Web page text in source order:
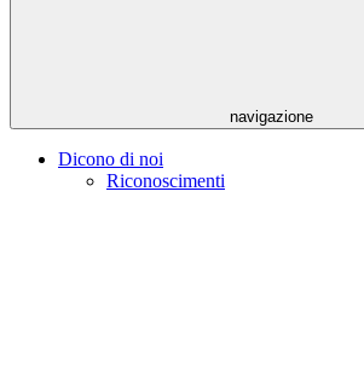
navigazione
Dicono di noi
Riconoscimenti